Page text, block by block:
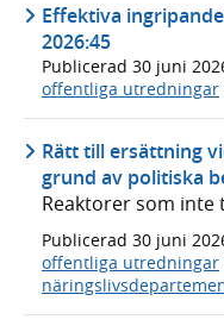
Effektiva
2026:45
Publicerad 30 juni
offentliga utredningar
Rätt till ersättning
grund av politiska
Reaktorer som inte
Publicerad 30 juni
offentliga utredningar